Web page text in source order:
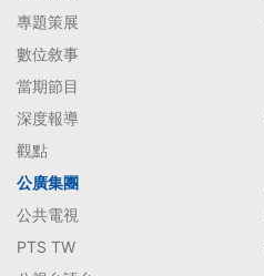
專題策展
數位敘事
當期節目
深度報導
觀點
公廣集團
公共電視
PTS TW